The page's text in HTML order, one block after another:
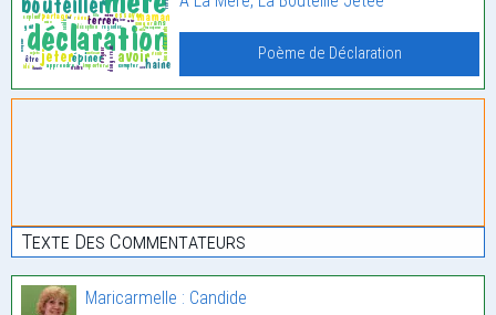
Poème de Déclaration
Texte Des Commentateurs
Maricarmelle : Candide